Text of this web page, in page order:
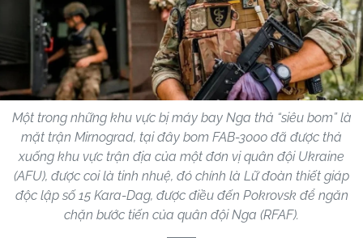
Một trong những khu vực bị máy bay Nga thả “siêu bom” là
mặt trận Mirnograd, tại đây bom FAB-3000 đã được thả
xuống khu vực trận địa của một đơn vị quân đội Ukraine
(AFU), được coi là tinh nhuệ, đó chính là Lữ đoàn thiết giáp
độc lập số 15 Kara-Dag, được điều đến Pokrovsk để ngăn
chặn bước tiến của quân đội Nga (RFAF).